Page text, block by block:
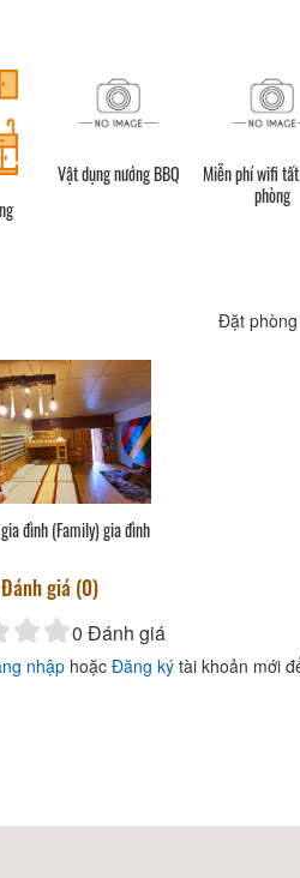
Vật dụng nướng BBQ
Miễn phí wifi
phòng
Đặt
đình (Family) gia đình
giá (0)
0 Đánh giá
nhập hoặc Đăng ký tài khoản mới